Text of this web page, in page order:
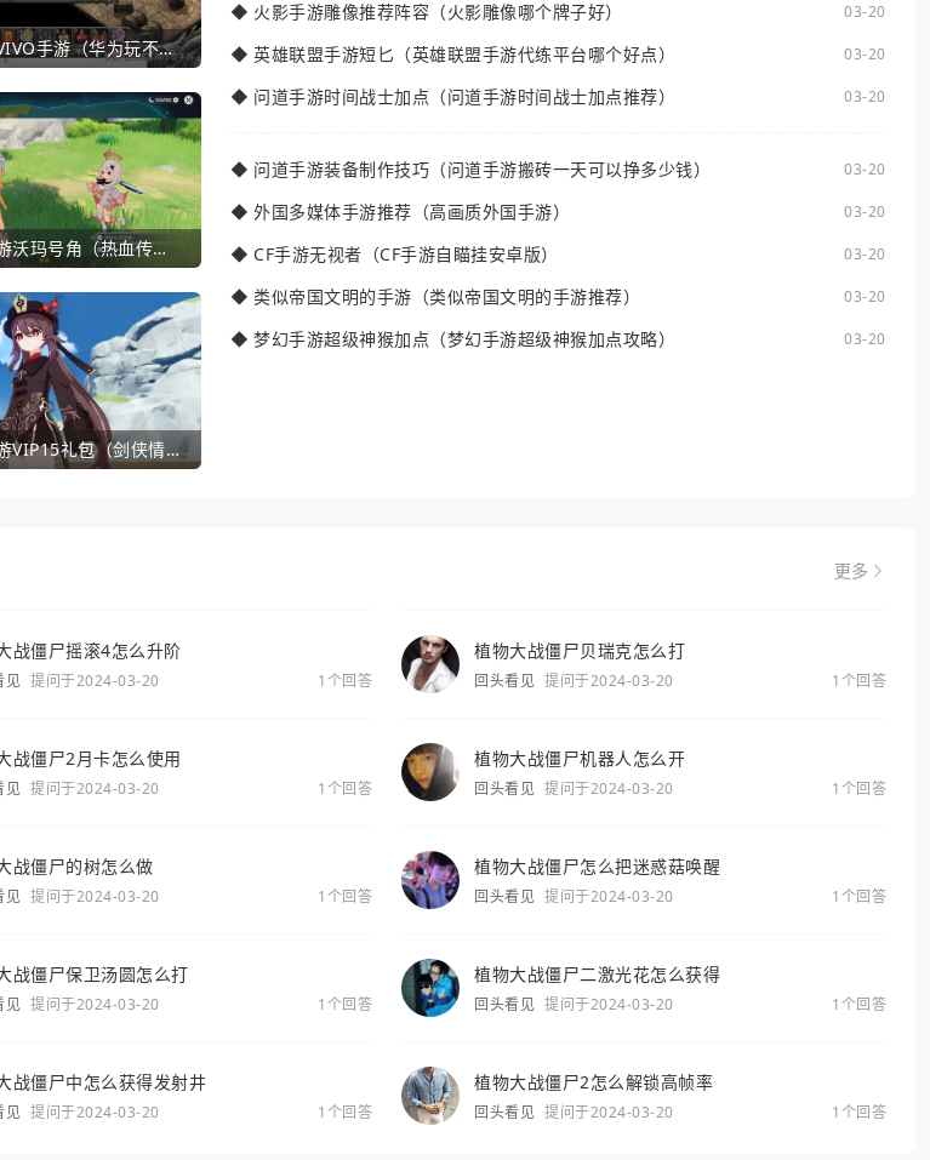
华为玩不了VIVO手游（华为玩不了VIVO手游怎么办）
热血传奇手游沃玛号角（热血传奇沃玛装备隐藏属性）
剑侠情缘手游VIP15礼包（剑侠情缘手游VIP1到18一共要花多少钱）
◆ 火影手游雕像推荐阵容（火影雕像哪个牌子好） 03-20
◆ 英雄联盟手游短匕（英雄联盟手游代练平台哪个好点） 03-20
◆ 问道手游时间战士加点（问道手游时间战士加点推荐） 03-20
◆ 问道手游装备制作技巧（问道手游搬砖一天可以挣多少钱） 03-20
◆ 外国多媒体手游推荐（高画质外国手游） 03-20
◆ CF手游无视者（CF手游自瞄挂安卓版） 03-20
◆ 类似帝国文明的手游（类似帝国文明的手游推荐） 03-20
◆ 梦幻手游超级神猴加点（梦幻手游超级神猴加点攻略） 03-20
更多
战僵尸摇滚4怎么升阶
见 提问于2024-03-20 1个回答
植物大战僵尸贝瑞克怎么打
回头看见 提问于2024-03-20 1个回答
战僵尸2月卡怎么使用
见 提问于2024-03-20 1个回答
植物大战僵尸机器人怎么开
回头看见 提问于2024-03-20 1个回答
战僵尸的树怎么做
见 提问于2024-03-20 1个回答
植物大战僵尸怎么把迷惑菇唤醒
回头看见 提问于2024-03-20 1个回答
战僵尸保卫汤圆怎么打
见 提问于2024-03-20 1个回答
植物大战僵尸二激光花怎么获得
回头看见 提问于2024-03-20 1个回答
战僵尸中怎么获得发射井
见 提问于2024-03-20 1个回答
植物大战僵尸2怎么解锁高帧率
回头看见 提问于2024-03-20 1个回答